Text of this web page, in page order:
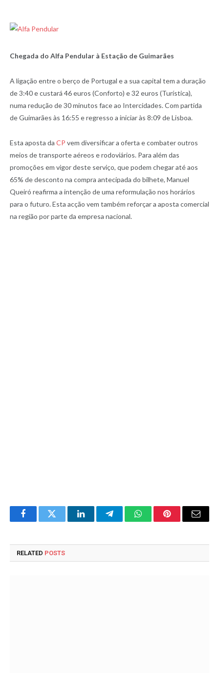
Chegada do Alfa Pendular à Estação de Guimarães
A ligação entre o berço de Portugal e a sua capital tem a duração
de 3:40 e custará 46 euros (Conforto) e 32 euros (Turística),
numa redução de 30 minutos face ao Intercidades. Com partida
de Guimarães às 16:55 e regresso a iniciar às 8:09 de Lisboa.
Esta aposta da CP vem diversificar a oferta e combater outros
meios de transporte aéreos e rodoviários. Para além das
promoções em vigor deste serviço, que podem chegar até aos
65% de desconto na compra antecipada do bilhete, Manuel
Queiró reafirma a intenção de uma reformulação nos horários
para o futuro. Esta acção vem também reforçar a aposta comercial
na região por parte da empresa nacional.
FacebookTwitter LinkedInTelegramWhatsAppPinterestEmail
RELATED POSTS